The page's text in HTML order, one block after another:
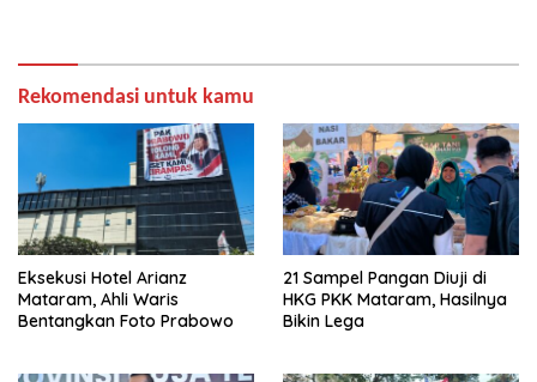
Rekomendasi untuk kamu
Eksekusi Hotel Arianz
Mataram, Ahli Waris
Bentangkan Foto Prabowo
21 Sampel Pangan Diuji di
HKG PKK Mataram, Hasilnya
Bikin Lega